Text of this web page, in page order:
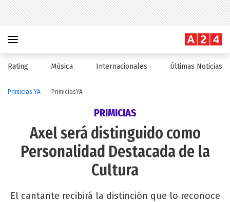
Rating Música Internacionales Últimas Noticias
Primicias YA PrimiciasYA
PRIMICIAS
Axel será distinguido como
Personalidad Destacada de la
Cultura
El cantante recibirá la distinción que lo reconoce